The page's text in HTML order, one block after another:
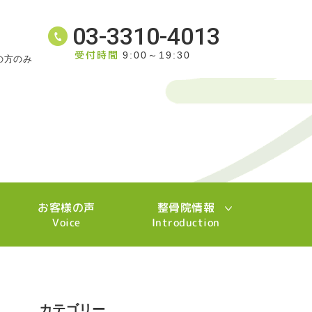
方のみ
03-3310-4013
受付時間 9:00～19:30
お客様の声
Voice
整骨院情報
Introduction